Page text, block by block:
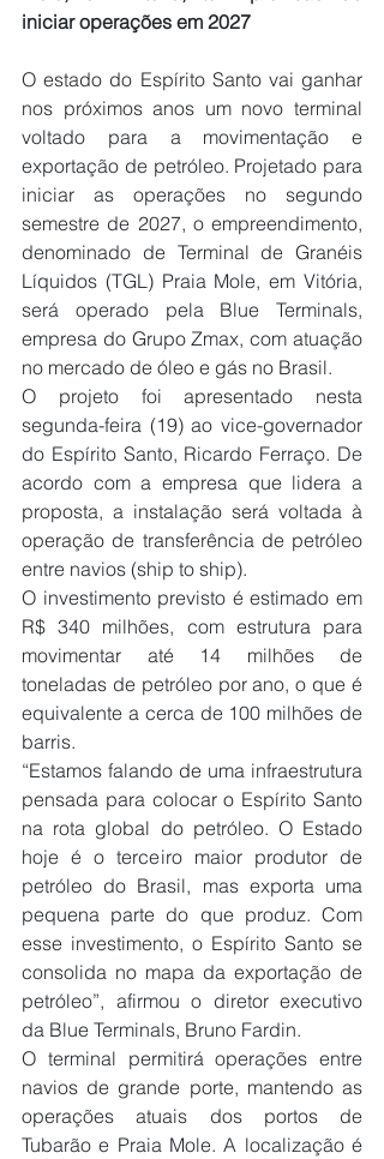
iniciar operações em 2027
O estado do Espírito Santo vai ganhar
nos próximos anos um novo terminal
voltado para a movimentação e
exportação de petróleo. Projetado para
iniciar as operações no segundo
semestre de 2027, o empreendimento,
denominado de Terminal de Granéis
Líquidos (TGL) Praia Mole, em Vitória,
será operado pela Blue Terminals,
empresa do Grupo Zmax, com atuação
no mercado de óleo e gás no Brasil.
O projeto foi apresentado nesta
segunda-feira (19) ao vice-governador
do Espírito Santo, Ricardo Ferraço. De
acordo com a empresa que lidera a
proposta, a instalação será voltada à
operação de transferência de petróleo
entre navios (ship to ship).
O investimento previsto é estimado em
R$ 340 milhões, com estrutura para
movimentar até 14 milhões de
toneladas de petróleo por ano, o que é
equivalente a cerca de 100 milhões de
barris.
“Estamos falando de uma infraestrutura
pensada para colocar o Espírito Santo
na rota global do petróleo. O Estado
hoje é o terceiro maior produtor de
petróleo do Brasil, mas exporta uma
pequena parte do que produz. Com
esse investimento, o Espírito Santo se
consolida no mapa da exportação de
petróleo”, afirmou o diretor executivo
da Blue Terminals, Bruno Fardin.
O terminal permitirá operações entre
navios de grande porte, mantendo as
operações atuais dos portos de
Tubarão e Praia Mole. A localização é